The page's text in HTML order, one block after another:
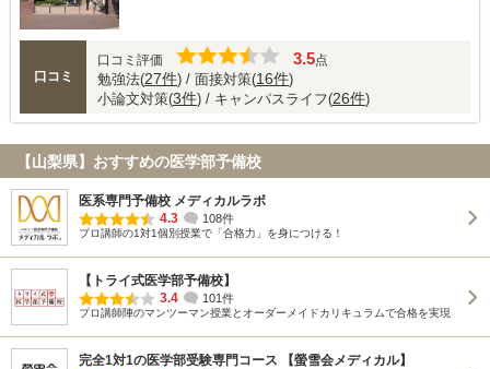
口コミ
口コミ評価 3.5点
勉強法(27件) / 面接対策(16件)
小論文対策(3件) / キャンパスライフ(26件)
【山梨県】おすすめの医学部予備校
医系専門予備校 メディカルラボ
4.3
108件
プロ講師の1対1個別授業で「合格力」を身につける！
【トライ式医学部予備校】
3.4
101件
プロ講師陣のマンツーマン授業とオーダーメイドカリキュラムで合格を実現
完全1対1の医学部受験専門コース 【螢雪会メディカル】